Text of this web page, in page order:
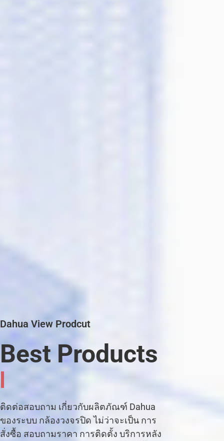
Dahua View Prodcut
Best Products
C C TV C
ติดต่อสอบถาม เกี่ยวกับผลิตภัณฑ์ Dahua
ของระบบ กล้องวงจรปิด ไม่ว่าจะเป็น การ
สั่งซื้อ สอบถามราคา การติดตั้ง บริการหลัง